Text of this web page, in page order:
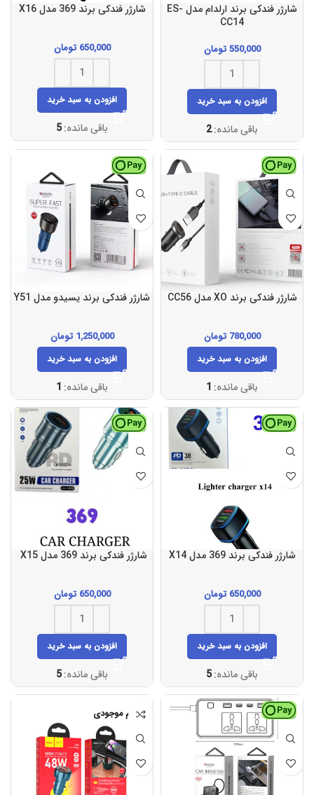
شارژر فندکی برند ارلدام مدل ES-
CC14
550,000 تومان
افزودن به سبد خرید
باقی مانده:2
شارژر فندکی برند 369 مدل X16
650,000 تومان
افزودن به سبد خرید
باقی مانده:5
شارژر فندکی برند XO مدل CC56
780,000 تومان
افزودن به سبد خرید
باقی مانده: 1
شارژر فندکی برند یسیدو مدل Y51
1,250,000 تومان
افزودن به سبد خرید
باقی مانده: 1
شارژر فندکی برند 369 مدل X14
650,000 تومان
افزودن به سبد خرید
باقی مانده:5
شارژر فندکی برند 369 مدل X15
650,000 تومان
افزودن به سبد خرید
باقی مانده:5
اتمام موجودی